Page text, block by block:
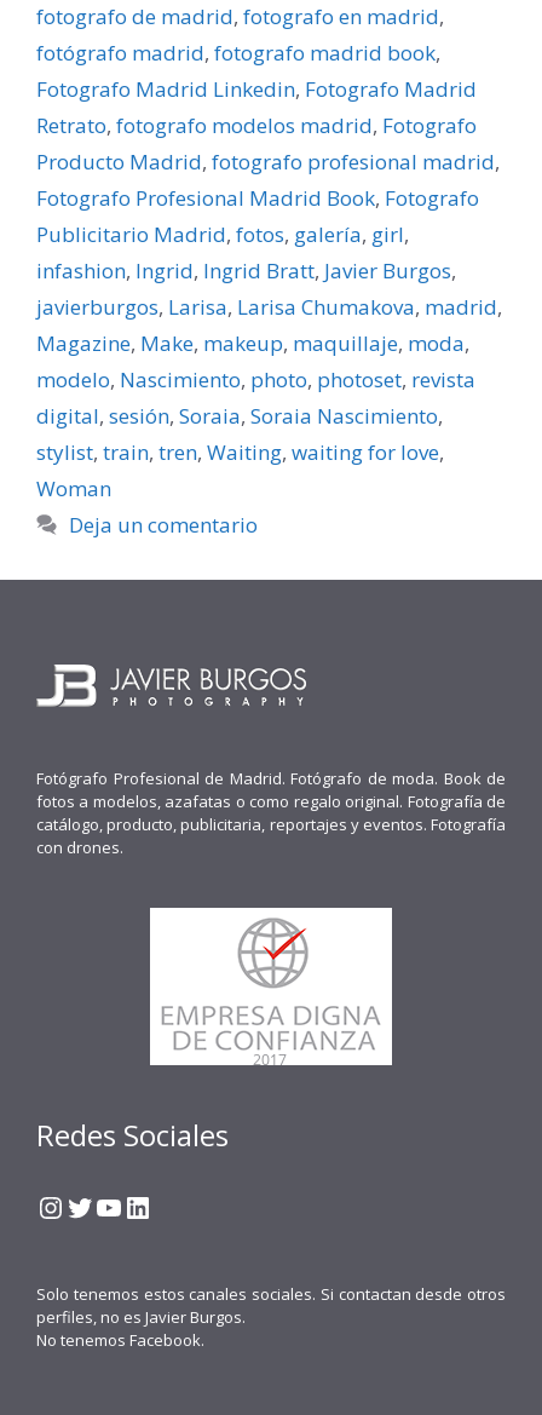
fotografo de madrid, fotografo en madrid,
fotógrafo madrid, fotografo madrid book,
Fotografo Madrid Linkedin, Fotografo Madrid
Retrato, fotografo modelos madrid, Fotografo
Producto Madrid, fotografo profesional madrid,
Fotografo Profesional Madrid Book, Fotografo
Publicitario Madrid, fotos, galerí­a, girl,
infashion, Ingrid, Ingrid Bratt, Javier Burgos,
javierburgos, Larisa, Larisa Chumakova, madrid,
Magazine, Make, makeup, maquillaje, moda,
modelo, Nascimiento, photo, photoset, revista
digital, sesión, Soraia, Soraia Nascimiento,
stylist, train, tren, Waiting, waiting for love,
Woman
Deja un comentario
Fotógrafo Profesional de Madrid. Fotógrafo de moda. Book de
fotos a modelos, azafatas o como regalo original. Fotografía de
catálogo, producto, publicitaria, reportajes y eventos. Fotografía
con drones.
Redes Sociales
Instagram
Twitter
YouTube
LinkedIn
Solo tenemos estos canales sociales. Si contactan desde otros
perfiles, no es Javier Burgos.
No tenemos Facebook.